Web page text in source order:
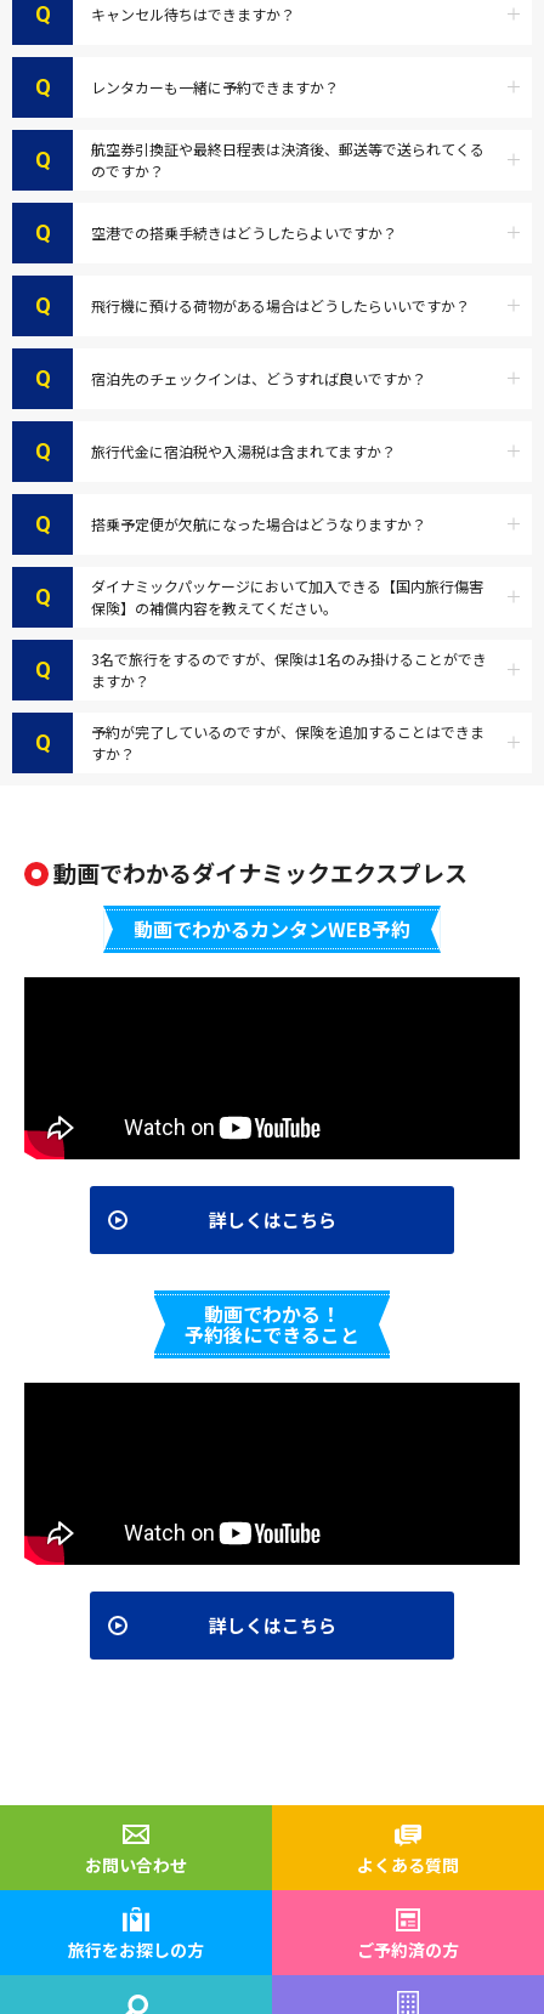
Q キャンセル待ちはできますか？
Q レンタカーも一緒に予約できますか？
Q
航空券引換証や最終日程表は決済後、郵送等で送られてくる
のですか？
Q 空港での搭乗手続きはどうしたらよいですか？
Q 飛行機に預ける荷物がある場合はどうしたらいいですか？
Q 宿泊先のチェックインは、どうすれば良いですか？
Q 旅行代金に宿泊税や入湯税は含まれてますか？
Q 搭乗予定便が欠航になった場合はどうなりますか？
Q
ダイナミックパッケージにおいて加入できる【国内旅行傷害
保険】の補償内容を教えてください。
Q
3名で旅行をするのですが、保険は1名のみ掛けることができ
ますか？
Q
予約が完了しているのですが、保険を追加することはできま
すか？
動画でわかるダイナミックエクスプレス
動画でわかるカンタンWEB予約
詳しくはこちら
動画でわかる！
予約後にできること
詳しくはこちら
お問い合わせ よくある質問
旅行をお探しの方 ご予約済の方